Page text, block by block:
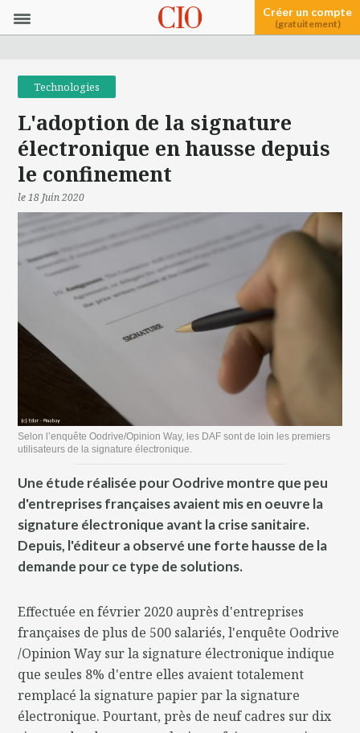
Créer un compte
(gratuitement)
Technologies
L'adoption de la signature
électronique en hausse depuis
le confinement
le 18 Juin 2020
Selon l’enquête Oodrive/Opinion Way, les DAF sont de loin les premiers
utilisateurs de la signature électronique.
Une étude réalisée pour Oodrive montre que peu
d'entreprises françaises avaient mis en oeuvre la
signature électronique avant la crise sanitaire.
Depuis, l'éditeur a observé une forte hausse de la
demande pour ce type de solutions.
Effectuée en février 2020 auprès d'entreprises
françaises de plus de 500 salariés, l'enquête Oodrive
/Opinion Way sur la signature électronique indique
que seules 8% d'entre elles avaient totalement
remplacé la signature papier par la signature
électronique. Pourtant, près de neuf cadres sur dix